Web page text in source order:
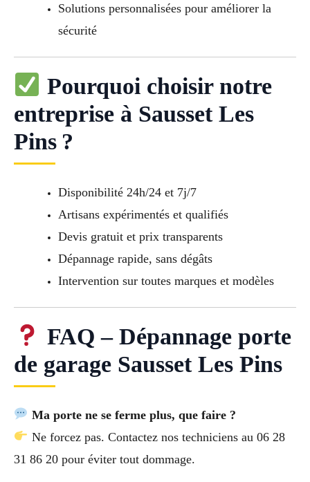
Solutions personnalisées pour améliorer la
sécurité
Pourquoi choisir notre
entreprise à Sausset Les
Pins ?
Disponibilité 24h/24 et 7j/7
Artisans expérimentés et qualifiés
Devis gratuit et prix transparents
Dépannage rapide, sans dégâts
Intervention sur toutes marques et modèles
FAQ – Dépannage porte
de garage Sausset Les Pins
Ma porte ne se ferme plus, que faire ?
Ne forcez pas. Contactez nos techniciens au 06 28
31 86 20 pour éviter tout dommage.